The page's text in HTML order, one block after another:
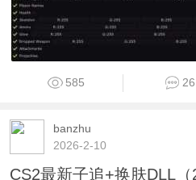
585 26
banzhu
2026-2-10
CS2最新子追+换肤DLL（